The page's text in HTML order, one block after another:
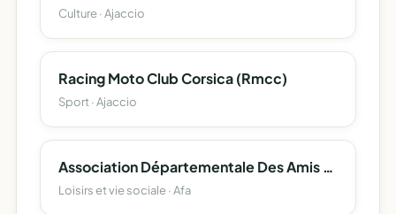
Culture · Ajaccio
Racing Moto Club Corsica (Rmcc)
Sport · Ajaccio
Association Départementale Des Amis Et Parents De Personnes En Situation De Handicap Adapei Corse Du Sud
Loisirs et vie sociale · Afa